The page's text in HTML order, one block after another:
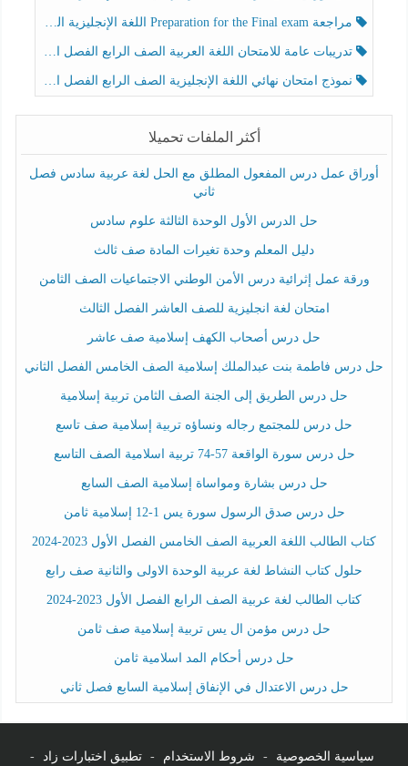
مراجعة Preparation for the Final exam اللغة الإنجليزية الصف الرابع الفصل الثالث
تدريبات عامة للامتحان اللغة العربية الصف الرابع الفصل الثالث
نموذج امتحان نهائي اللغة الإنجليزية الصف الرابع الفصل الثالث
أكثر الملفات تحميلا
أوراق عمل درس المفعول المطلق مع الحل لغة عربية سادس فصل
ثاني
حل الدرس الأول الوحدة الثالثة علوم سادس
دليل المعلم وحدة تغيرات المادة صف ثالث
ورقة عمل إثرائية درس الأمن الوطني الاجتماعيات الصف الثامن
امتحان لغة انجليزية للصف العاشر الفصل الثالث
حل درس أصحاب الكهف إسلامية صف عاشر
حل درس فاطمة بنت عبدالملك إسلامية الصف الخامس الفصل الثاني
حل درس الطريق إلى الجنة الصف الثامن تربية إسلامية
حل درس للمجتمع رجاله ونساؤه تربية إسلامية صف تاسع
حل درس سورة الواقعة 57-74 تربية اسلامية الصف التاسع
حل درس بشارة ومواساة إسلامية الصف السابع
حل درس صدق الرسول سورة يس 1-12 إسلامية ثامن
كتاب الطالب اللغة العربية الصف الخامس الفصل الأول 2023-2024
حلول كتاب النشاط لغة عربية الوحدة الاولى والثانية صف رابع
كتاب الطالب لغة عربية الصف الرابع الفصل الأول 2023-2024
حل درس مؤمن ال يس تربية إسلامية صف ثامن
حل درس أحكام المد اسلامية ثامن
حل درس الاعتدال في الإنفاق إسلامية السابع فصل ثاني
سياسية الخصوصية - شروط الاستخدام - تطبيق اختبارات زاد -